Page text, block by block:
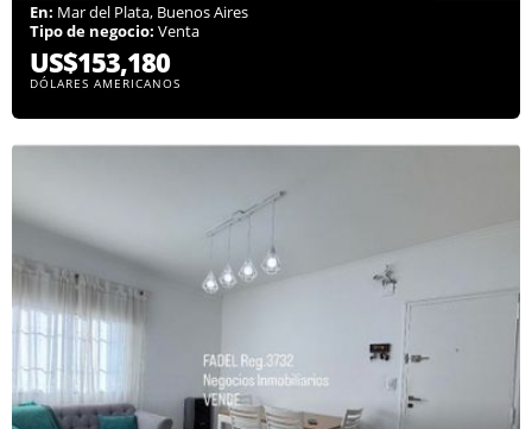
En: Mar del Plata, Buenos Aires
Tipo de negocio: Venta
US$153,180
DÓLARES AMERICANOS